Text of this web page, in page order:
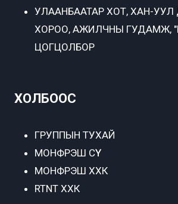
УЛААНБААТАР ХОТ, ХАН-УУЛ
ХОРОО, АЖИЛЧНЫ ГУДАМЖ,
ЦОГЦОЛБОР
ХОЛБООС
ГРУППЫН ТУХАЙ
МОНФРЭШ СҮҮ
МОНФРЭШ ХХК
RTNT ХХК